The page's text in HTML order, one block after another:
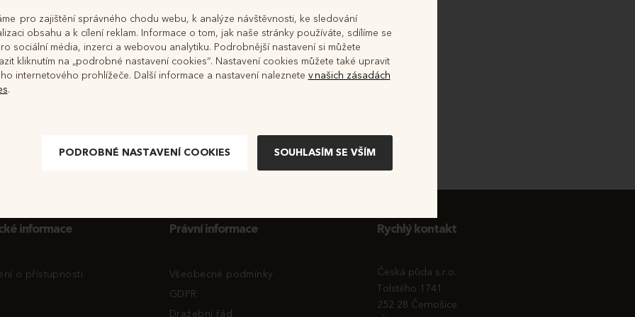
Rozšířený výběr
dražby.
informace Právní informace Rychlý kontakt
o přístupnosti
Všeobecné podmínky
GDPR
Dražební řád
Česká půda s.r.o.
Tolstého 1741
252 28 Černošice
pro zajištění správného chodu webu, k analýze návštěvnosti, ke sledování
obsahu a k cílení reklam. Informace o tom, jak naše stránky používáte, sdílíme se
sociální média, inzerci a webovou analytiku. Podrobnější nastavení si můžete
kliknutím na „podrobné nastavení cookies“. Nastavení cookies můžete také upravit
internetového prohlížeče. Další informace a nastavení naleznete v našich zásadách
.
PODROBNÉ NASTAVENÍ COOKIES